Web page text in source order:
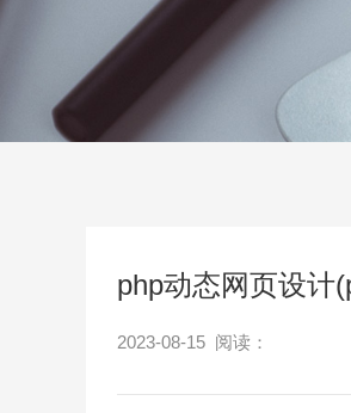
php动态网页设计
2023-08-15 阅读：